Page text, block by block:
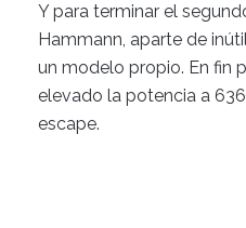
Y para terminar el
Hammann, aparte de
un modelo propio. En fin
elevado la potencia a
escape.